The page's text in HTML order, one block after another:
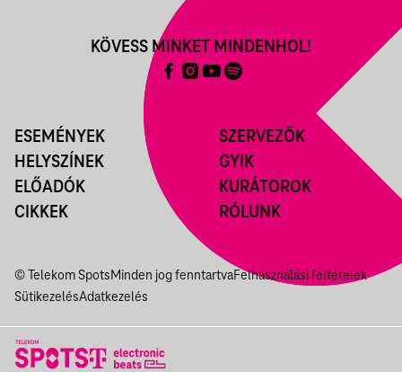
ESEMÉNYEK
HELYSZÍNEK
ELŐADÓK
CIKKEK
SZERVEZŐK
GYIK
KURÁTOROK
RÓLUNK
KÖVESS MINKET MINDENHOL!
© Telekom SpotsMinden jog fenntartvaFelhasználási feltételek
SütikezelésAdatkezelés